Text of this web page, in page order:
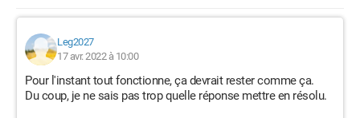
Leg2027
17 avr. 2022 à 10:00
Pour l'instant tout fonctionne, ça devrait rester comme ça.
Du coup, je ne sais pas trop quelle réponse mettre en résolu.